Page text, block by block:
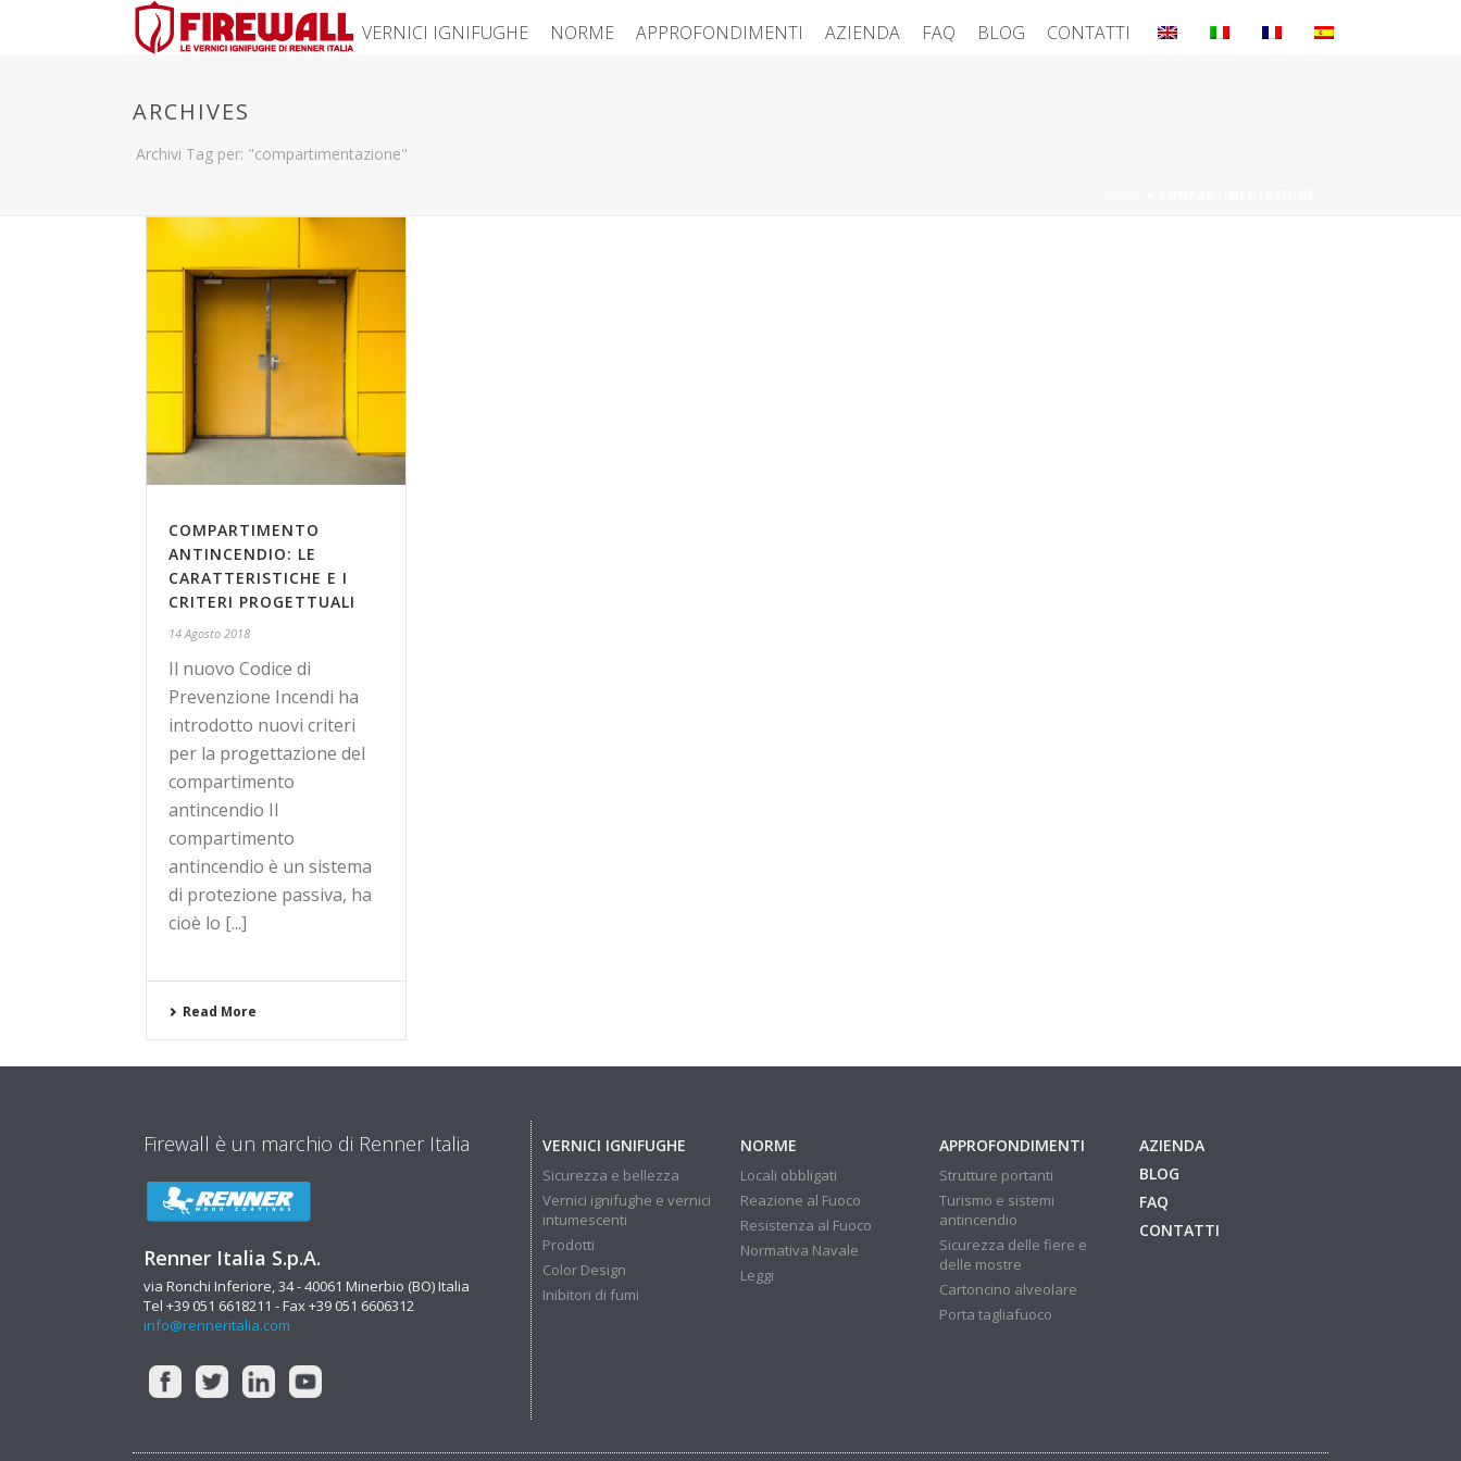
VERNICI IGNIFUGHE NORME APPROFONDIMENTI AZIENDA FAQ BLOG CONTATTI
ARCHIVES
Archivi Tag per: "compartimentazione"
COMPARTIMENTO
ANTINCENDIO: LE
CARATTERISTICHE E I
CRITERI PROGETTUALI
14 Agosto 2018
Il nuovo Codice di
Prevenzione Incendi ha
introdotto nuovi criteri
per la progettazione del
compartimento
antincendio Il
compartimento
antincendio è un sistema
di protezione passiva, ha
cioè lo [...]
Read More
Firewall è un marchio di Renner Italia
Renner Italia S.p.A.
via Ronchi Inferiore, 34 - 40061 Minerbio (BO) Italia
Tel +39 051 6618211 - Fax +39 051 6606312
info@renneritalia.com
VERNICI IGNIFUGHE
Sicurezza e bellezza
Vernici ignifughe e vernici
intumescenti
Prodotti
Color Design
Inibitori di fumi
NORME
Locali obbligati
Reazione al Fuoco
Resistenza al Fuoco
Normativa Navale
Leggi
APPROFONDIMENTI
Strutture portanti
Turismo e sistemi
antincendio
Sicurezza delle fiere e
delle mostre
Cartoncino alveolare
Porta tagliafuoco
AZIENDA
BLOG
FAQ
CONTATTI